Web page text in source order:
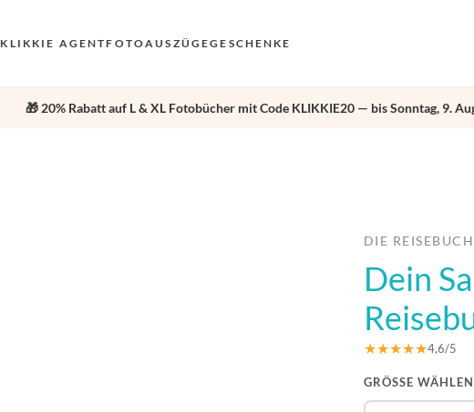
KLIKKIE AGENTFOTOAUSZÜGEGESCHENKE
🎁 20% Rabatt auf L & XL Fotobücher mit Code KLIKKIE20 — bis Sonntag, 9.
DIE
Dein
★★★★★4,6/5
GRÖSSE WÄHLEN